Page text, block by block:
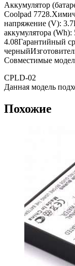
Аккумулятор
Coolpad
напряжение (V):
аккумулятора
4.08Гарантийный
Совместимые
CPLD-02
Данная модель
Похожие